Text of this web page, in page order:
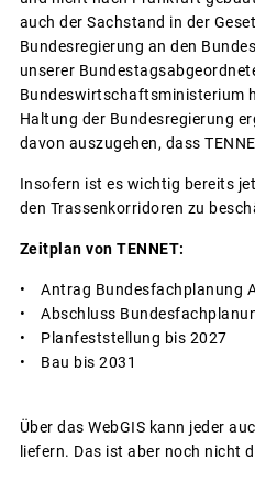
auch der Sachstand in der
Bundesregierung an den
unserer
Bundeswirtschaftsministerium
Haltung der Bundesregierung
davon auszugehen, dass
Insofern ist es wichtig bereits
den Trassenkorridoren zu
Zeitplan von TENNET:
• Antrag Bundesfachplanung
• Abschluss
• Planfeststellung bis 2027
• Bau bis 2031
Über das WebGIS kann jeder
liefern. Das ist aber noch nicht